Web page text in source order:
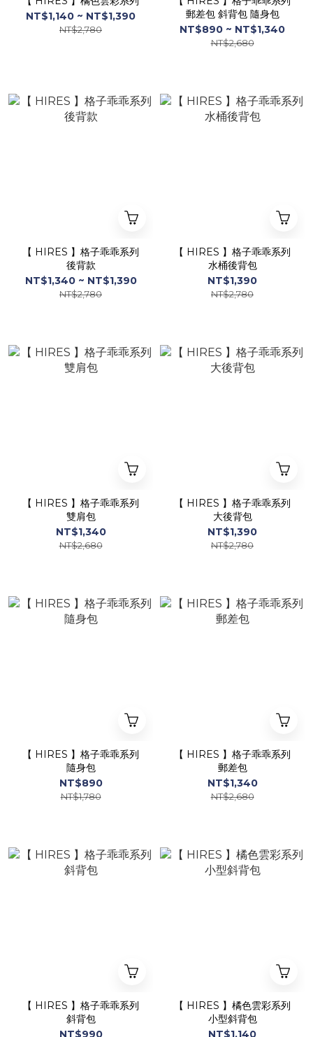
NT$1,140 ~ NT$1,390
NT$2,780
郵差包 斜背包 隨身包
NT$890 ~ NT$1,340
NT$2,680
【 HIRES 】格子乖乖系列
後背款
NT$1,340 ~ NT$1,390
NT$2,780
【 HIRES 】格子乖乖系列
水桶後背包
NT$1,390
NT$2,780
【 HIRES 】格子乖乖系列
雙肩包
NT$1,340
NT$2,680
【 HIRES 】格子乖乖系列
大後背包
NT$1,390
NT$2,780
【 HIRES 】格子乖乖系列
隨身包
NT$890
NT$1,780
【 HIRES 】格子乖乖系列
郵差包
NT$1,340
NT$2,680
【 HIRES 】格子乖乖系列
斜背包
NT$990
【 HIRES 】橘色雲彩系列
小型斜背包
NT$1,140